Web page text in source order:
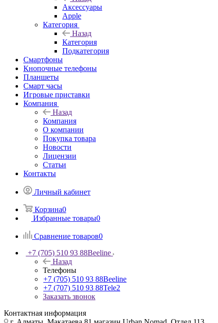
Аксессуары
Apple
Категория
Назад
Категория
Подкатегория
Смартфоны
Кнопочные телефоны
Планшеты
Смарт часы
Игровые приставки
Компания
Назад
Компания
О компании
Покупка товара
Новости
Лицензии
Статьи
Контакты
Личный кабинет
Корзина0
Избранные товары0
Сравнение товаров0
+7 (705) 510 93 88Beeline
Назад
Телефоны
+7 (705) 510 93 88Beeline
+7 (707) 510 93 88Tele2
Заказать звонок
Контактная информация